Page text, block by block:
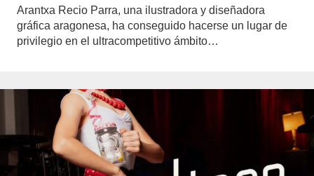
Arantxa Recio Parra, una ilustradora y diseñadora
gráfica aragonesa, ha conseguido hacerse un lugar de
privilegio en el ultracompetitivo ámbito…